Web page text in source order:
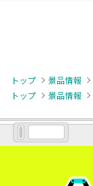
トップ 景品情報
トップ
景品情報